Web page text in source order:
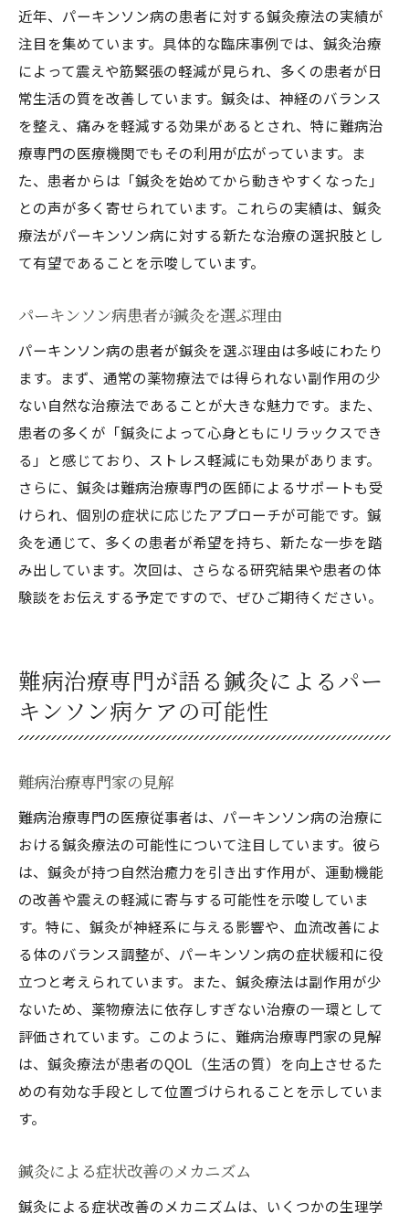
近年、パーキンソン病の患者に対する鍼灸療法の実績が
注目を集めています。具体的な臨床事例では、鍼灸治療
によって震えや筋緊張の軽減が見られ、多くの患者が日
常生活の質を改善しています。鍼灸は、神経のバランス
を整え、痛みを軽減する効果があるとされ、特に難病治
療専門の医療機関でもその利用が広がっています。ま
た、患者からは「鍼灸を始めてから動きやすくなった」
との声が多く寄せられています。これらの実績は、鍼灸
療法がパーキンソン病に対する新たな治療の選択肢とし
て有望であることを示唆しています。
パーキンソン病患者が鍼灸を選ぶ理由
パーキンソン病の患者が鍼灸を選ぶ理由は多岐にわたり
ます。まず、通常の薬物療法では得られない副作用の少
ない自然な治療法であることが大きな魅力です。また、
患者の多くが「鍼灸によって心身ともにリラックスでき
る」と感じており、ストレス軽減にも効果があります。
さらに、鍼灸は難病治療専門の医師によるサポートも受
けられ、個別の症状に応じたアプローチが可能です。鍼
灸を通じて、多くの患者が希望を持ち、新たな一歩を踏
み出しています。次回は、さらなる研究結果や患者の体
験談をお伝えする予定ですので、ぜひご期待ください。
難病治療専門が語る鍼灸によるパー
キンソン病ケアの可能性
難病治療専門家の見解
難病治療専門の医療従事者は、パーキンソン病の治療に
おける鍼灸療法の可能性について注目しています。彼ら
は、鍼灸が持つ自然治癒力を引き出す作用が、運動機能
の改善や震えの軽減に寄与する可能性を示唆していま
す。特に、鍼灸が神経系に与える影響や、血流改善によ
る体のバランス調整が、パーキンソン病の症状緩和に役
立つと考えられています。また、鍼灸療法は副作用が少
ないため、薬物療法に依存しすぎない治療の一環として
評価されています。このように、難病治療専門家の見解
は、鍼灸療法が患者のQOL（生活の質）を向上させるた
めの有効な手段として位置づけられることを示していま
す。
鍼灸による症状改善のメカニズム
鍼灸による症状改善のメカニズムは、いくつかの生理学